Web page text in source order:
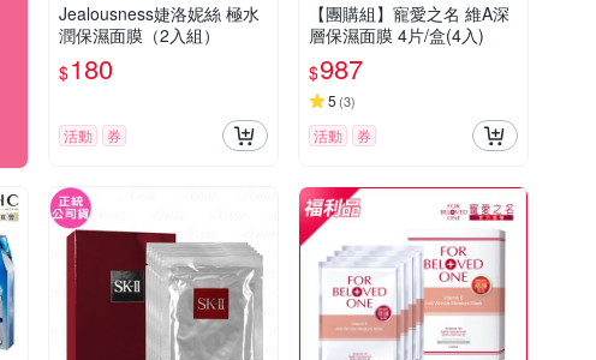
Jealousness婕洛妮絲 極水
潤保濕面膜（2入組）
$180
活動 券
【團購組】寵愛之名 維A深
層保濕面膜 4片/盒(4入)
$987
5 (3)
活動 券